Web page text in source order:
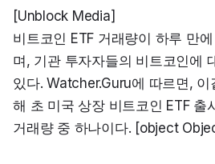
[Unblock Media]
비트코인 ETF 거래량이 하루 만
며, 기관 투자자들의 비트코인에
있다. Watcher.Guru에 따르면,
해 초 미국 상장 비트코인 ETF 출
거래량 중 하나이다. [object